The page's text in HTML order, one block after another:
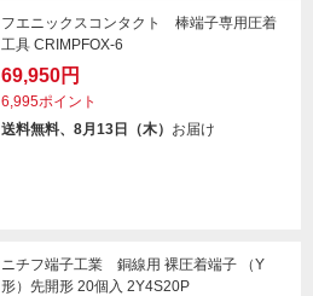
フエニックスコンタクト 棒端子専用圧着
工具 CRIMPFOX-6
69,950円
6,995ポイント
送料無料、8月13日（木） お届け
ニチフ端子工業 銅線用 裸圧着端子 （Y
形）先開形 20個入 2Y4S20P